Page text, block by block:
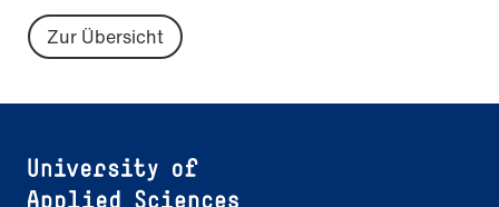
Zur Übersicht